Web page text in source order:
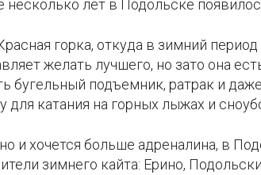
несколько лет в Подольске
горка, откуда в зимний
желать лучшего, но зато она
бугельный подъемник, ратрак и
катания на горных лыжах и
и хочется больше адреналина, в
зимнего кайта: Ерино,